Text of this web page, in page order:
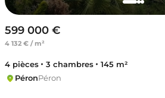
599 000 €
4 132 € / m²
4 pièces 3 chambres
145 m²
PéronPéron